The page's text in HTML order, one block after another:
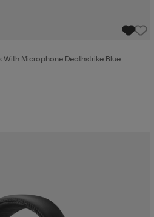
Microphone Deathstrike Blue